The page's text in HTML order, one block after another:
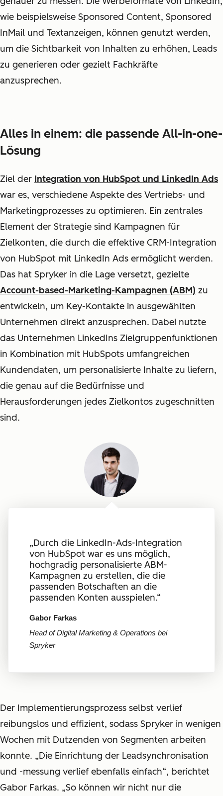
wie beispielsweise Sponsored Content, Sponsored
InMail und Textanzeigen, können genutzt werden,
um die Sichtbarkeit von Inhalten zu erhöhen, Leads
zu generieren oder gezielt Fachkräfte
anzusprechen.
Alles in einem: die passende All-in-one-
Lösung
Ziel der Integration von HubSpot und LinkedIn Ads
war es, verschiedene Aspekte des Vertriebs- und
Marketingprozesses zu optimieren. Ein zentrales
Element der Strategie sind Kampagnen für
Zielkonten, die durch die effektive CRM-Integration
von HubSpot mit LinkedIn Ads ermöglicht werden.
Das hat Spryker in die Lage versetzt, gezielte
Account-based-Marketing-Kampagnen (ABM) zu
entwickeln, um Key-Kontakte in ausgewählten
Unternehmen direkt anzusprechen. Dabei nutzte
das Unternehmen LinkedIns Zielgruppenfunktionen
in Kombination mit HubSpots umfangreichen
Kundendaten, um personalisierte Inhalte zu liefern,
die genau auf die Bedürfnisse und
Herausforderungen jedes Zielkontos zugeschnitten
sind.
„Durch die LinkedIn-Ads-Integration
von HubSpot war es uns möglich,
hochgradig personalisierte ABM-
Kampagnen zu erstellen, die die
passenden Botschaften an die
passenden Konten ausspielen.“
Gabor Farkas
Head of Digital Marketing & Operations bei
Spryker
Der Implementierungsprozess selbst verlief
reibungslos und effizient, sodass Spryker in wenigen
Wochen mit Dutzenden von Segmenten arbeiten
konnte. „Die Einrichtung der Leadsynchronisation
und -messung verlief ebenfalls einfach“, berichtet
Gabor Farkas. „So können wir nicht nur die